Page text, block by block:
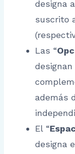
designa
suscrito
Las “
además
El “
designa